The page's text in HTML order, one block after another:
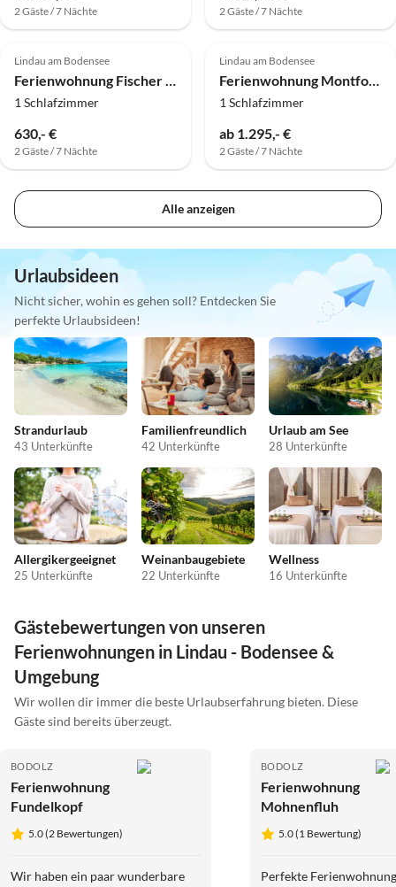
2 Gäste / 7 Nächte 2 Gäste / 7 Nächte
Lindau am Bodensee
Ferienwohnung Fischer - Lindau (Insel)
1 Schlafzimmer
630,- €
2 Gäste / 7 Nächte
Lindau am Bodensee
Ferienwohnung Montfort-Schlössle "Seeblick-Apartment N° 9"
1 Schlafzimmer
ab 1.295,- €
2 Gäste / 7 Nächte
Alle anzeigen
Urlaubsideen
Nicht sicher, wohin es gehen soll? Entdecken Sie
perfekte Urlaubsideen!
Strandurlaub
43 Unterkünfte
Familienfreundlich
42 Unterkünfte
Urlaub am See
28 Unterkünfte
Allergikergeeignet
25 Unterkünfte
Weinanbaugebiete
22 Unterkünfte
Wellness
16 Unterkünfte
Gästebewertungen von unseren
Ferienwohnungen in Lindau - Bodensee &
Umgebung
Wir wollen dir immer die beste Urlaubserfahrung bieten. Diese
Gäste sind bereits überzeugt.
BODOLZ
Ferienwohnung
Fundelkopf
5.0 (2 Bewertungen)
Wir haben ein paar wunderbare
BODOLZ
Ferienwohnung
Mohnenfluh
5.0 (1 Bewertung)
Perfekte